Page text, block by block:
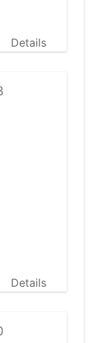
Details
Details